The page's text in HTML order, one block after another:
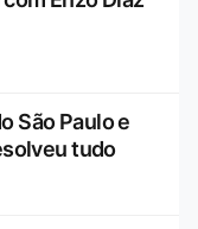
São Paulo e
tudo